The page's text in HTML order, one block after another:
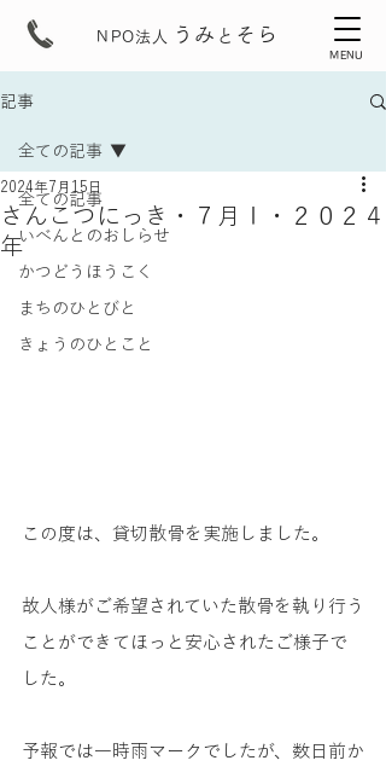
うみ と そら
NPO法人
MENU
記事
全ての記事
いべんとのおしらせ
かつどうほうこく
まちのひとびと
きょうのひとこと
全ての記事
さんこつにっき・７月Ⅰ・２０２４
年
2024年7月15日
この度は、貸切散骨を実施しました。
故人様がご希望されていた散骨を執り行う
ことができてほっと安心されたご様子で
した。
予報では一時雨マークでしたが、数日前か